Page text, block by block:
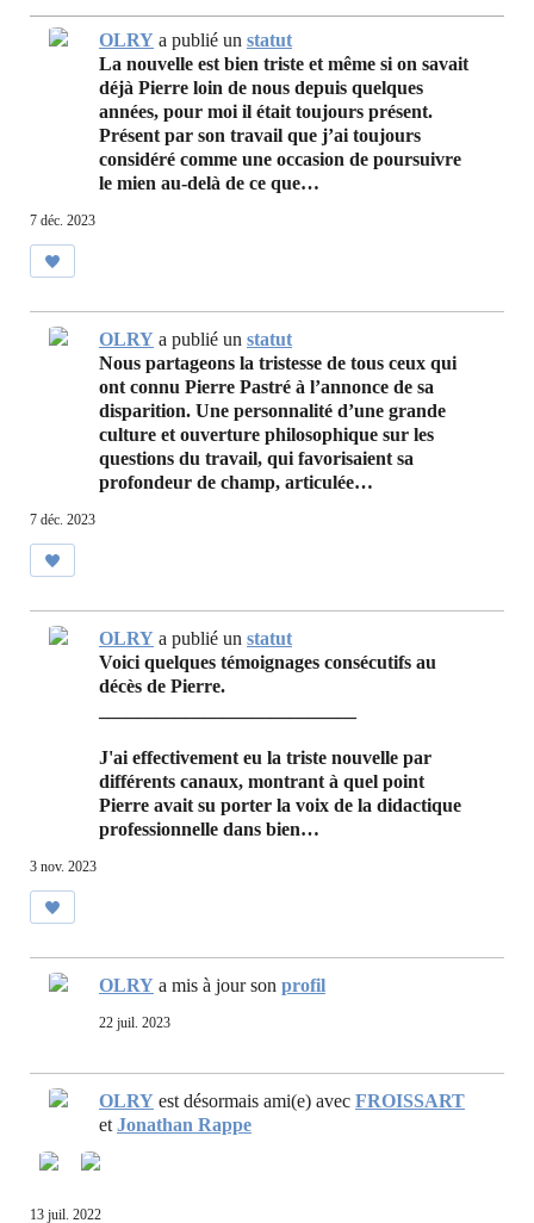
OLRY a publié un statut
La nouvelle est bien triste et même si on savait
déjà Pierre loin de nous depuis quelques
années, pour moi il était toujours présent.
Présent par son travail que j’ai toujours
considéré comme une occasion de poursuivre
le mien au-delà de ce que…
7 déc. 2023
OLRY a publié un statut
Nous partageons la tristesse de tous ceux qui
ont connu Pierre Pastré à l’annonce de sa
disparition. Une personnalité d’une grande
culture et ouverture philosophique sur les
questions du travail, qui favorisaient sa
profondeur de champ, articulée…
7 déc. 2023
OLRY a publié un statut
Voici quelques témoignages consécutifs au
décès de Pierre.
J'ai effectivement eu la triste nouvelle par
différents canaux, montrant à quel point
Pierre avait su porter la voix de la didactique
professionnelle dans bien…
3 nov. 2023
OLRY a mis à jour son profil
22 juil. 2023
OLRY est désormais ami(e) avec FROISSART
et Jonathan Rappe
13 juil. 2022